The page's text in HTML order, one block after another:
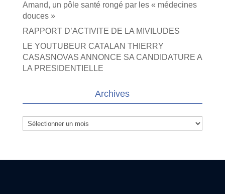
Amand, un pôle santé rongé par les « médecines
douces »
RAPPORT D’ACTIVITE DE LA MIVILUDES
LE YOUTUBEUR CATALAN THIERRY
CASASNOVAS ANNONCE SA CANDIDATURE A
LA PRESIDENTIELLE
Archives
Archives